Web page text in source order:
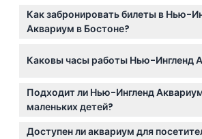
Как забронировать билеты в Нью-
Аквариум в Бостоне?
прямо здесь, на этом сайте, чтобы
Рекомендуется бронировать
избежать разочарований.
Каковы часы работы Нью-Ингленд
Аквариум открыт с понедельника по
до 17:00, а по выходным с 9:00 до
изменения — пожалуйста, уточняйте
бронировании).
Подходит ли Нью-Ингленд
маленьких детей?
Абсолютно! Дети от 0 до 11 лет
Доступен ли аквариум для